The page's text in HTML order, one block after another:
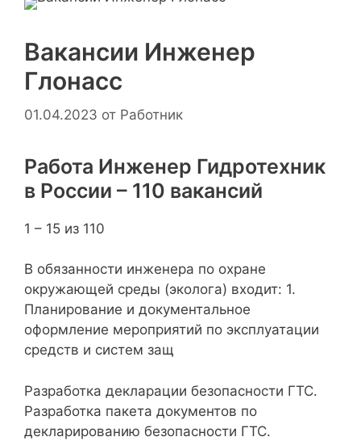
Вакансии Инженер
Глонасс
01.04.2023 от Работник
Работа Инженер Гидротехник
в России – 110 вакансий
1 – 15 из 110
В обязанности инженера по охране
окружающей среды (эколога) входит: 1.
Планирование и документальное
оформление мероприятий по эксплуатации
средств и систем защ
Разработка декларации безопасности ГТС.
Разработка пакета документов по
декларированию безопасности ГТС.